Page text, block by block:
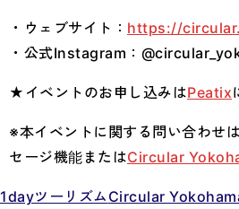
・ウェブサイト： https://
・公式Instagram：
★イベントのお申し込みはPeatix
※本イベントに関する問い合わせ
セージ機能またはCircular
1dayツーリズム Circular